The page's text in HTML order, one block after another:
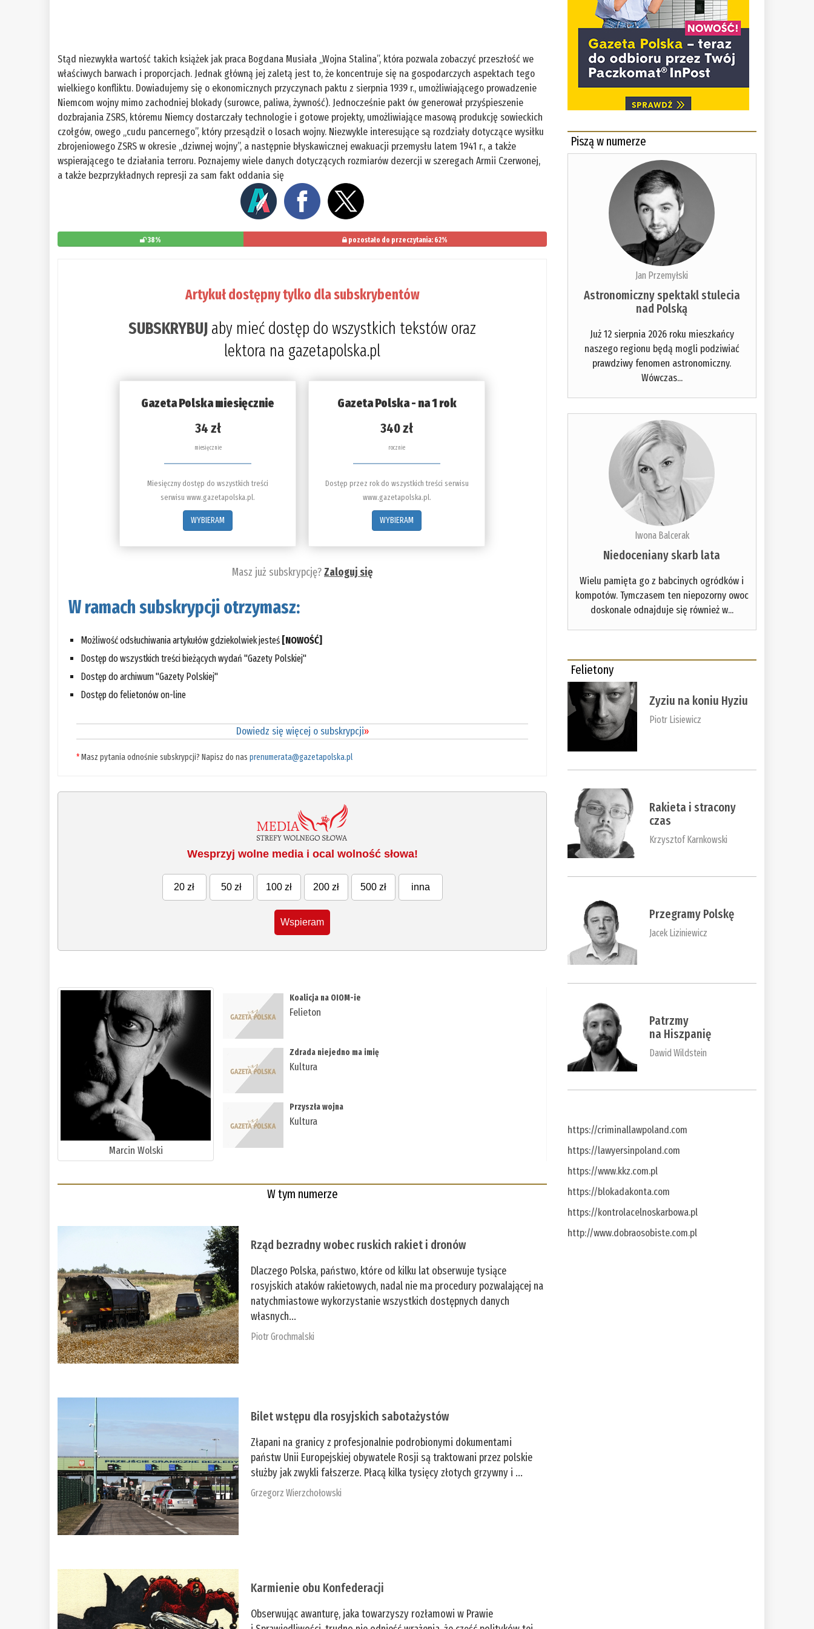
Stąd niezwykła wartość takich książek jak praca Bogdana Musiała „Wojna Stalina”, która pozwala zobaczyć przeszłość we
właściwych barwach i proporcjach. Jednak główną jej zaletą jest to, że koncentruje się na gospodarczych aspektach tego
wielkiego konfliktu. Dowiadujemy się o ekonomicznych przyczynach paktu z sierpnia 1939 r., umożliwiającego prowadzenie
Niemcom wojny mimo zachodniej blokady (surowce, paliwa, żywność). Jednocześnie pakt ów generował przyśpieszenie
dozbrajania ZSRS, któremu Niemcy dostarczały technologie i gotowe projekty, umożliwiające masową produkcję sowieckich
czołgów, owego „cudu pancernego”, który przesądził o losach wojny. Niezwykle interesujące są rozdziały dotyczące wysiłku
zbrojeniowego ZSRS w okresie „dziwnej wojny”, a następnie błyskawicznej ewakuacji przemysłu latem 1941 r., a także
wspierającego te działania terroru. Poznajemy wiele danych dotyczących rozmiarów dezercji w szeregach Armii Czerwonej,
a także bezprzykładnych represji za sam fakt oddania się
38% pozostało do przeczytania: 62%
Artykuł dostępny tylko dla subskrybentów
SUBSKRYBUJ aby mieć dostęp do wszystkich tekstów oraz
lektora na gazetapolska.pl
Gazeta Polska miesięcznie
34 zł
miesięcznie
Miesięczny dostęp do wszystkich treści
serwisu www.gazetapolska.pl.
WYBIERAM
Gazeta Polska - na 1 rok
340 zł
rocznie
Dostęp przez rok do wszystkich treści serwisu
www.gazetapolska.pl.
WYBIERAM
Masz już subskrypcję?Zaloguj się
W ramach subskrypcji otrzymasz:
Możliwość odsłuchiwania artykułów gdziekolwiek jesteś [NOWOŚĆ]
Dostęp do wszystkich treści bieżących wydań "Gazety Polskiej"
Dostęp do archiwum "Gazety Polskiej"
Dostęp do felietonów on-line
Dowiedz się więcej o subskrypcji»
*Masz pytania odnośnie subskrypcji? Napisz do nasprenumerata@gazetapolska.pl
Wesprzyj wolne media i ocal wolność słowa!
20 zł 50 zł 100 zł 200 zł 500 zł inna
Wspieram
Marcin Wolski
Koalicja na OIOM-ie
Felieton
Zdrada niejedno ma imię
Kultura
Przyszła wojna
Kultura
W tym numerze
Rząd bezradny wobec ruskich rakiet i dronów
Dlaczego Polska, państwo, które od kilku lat obserwuje tysiące
rosyjskich ataków rakietowych, nadal nie ma procedury pozwalającej na
natychmiastowe wykorzystanie wszystkich dostępnych danych
własnych...
Piotr Grochmalski
Bilet wstępu dla rosyjskich sabotażystów
Złapani na granicy z profesjonalnie podrobionymi dokumentami
państw Unii Europejskiej obywatele Rosji są traktowani przez polskie
służby jak zwykli fałszerze. Płacą kilka tysięcy złotych grzywny i ...
Grzegorz Wierzchołowski
Karmienie obu Konfederacji
Obserwując awanturę, jaka towarzyszy rozłamowi w Prawie
Piszą w numerze
Jan Przemyłski
Astronomiczny spektakl stulecia
nad Polską
Już 12 sierpnia 2026 roku mieszkańcy
naszego regionu będą mogli podziwiać
prawdziwy fenomen astronomiczny.
Wówczas...
Iwona Balcerak
Niedoceniany skarb lata
Wielu pamięta go z babcinych ogródków i
kompotów. Tymczasem ten niepozorny owoc
doskonale odnajduje się również w...
Felietony
Zyziu na koniu Hyziu
Piotr Lisiewicz
Rakieta i stracony
czas
Krzysztof Karnkowski
Przegramy Polskę
Jacek Liziniewicz
Patrzmy
na Hiszpanię
Dawid Wildstein
https://criminallawpoland.com
https://lawyersinpoland.com
https://www.kkz.com.pl
https://blokadakonta.com
https://kontrolacelnoskarbowa.pl
http://www.dobraosobiste.com.pl